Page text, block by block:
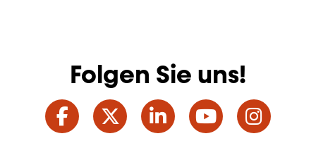
Folgen Sie uns!
Facebook
TwitterLinkedInYouTube